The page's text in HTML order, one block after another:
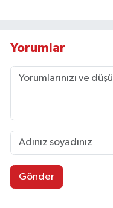
Yorumlar
Gönder